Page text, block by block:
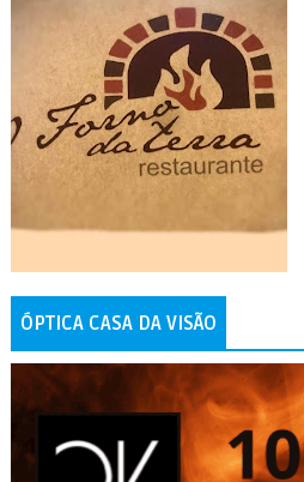
ÓPTICA CASA DA VISÃO